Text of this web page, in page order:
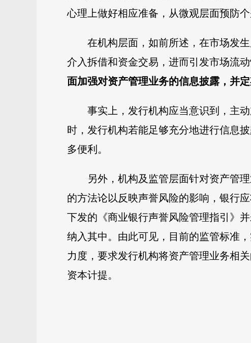
心理上做好相应准备，从微观层面预防
在机构层面，如前所述，在市场发
介入拆借和资金交易，进而引发市场流动
面加强对资产管理业务的信息披露，并
事实上，发行机构应当意识到，主
时，发行机构若能足够充分地进行信息
多便利。
另外，机构及监管层面针对资产管
的方法论以反映声誉风险的影响，银行
下发的《商业银行声誉风险管理指引》
纳入其中。由此可见，目前的监管标准
力度，要求发行机构将资产管理业务相
资本计提。